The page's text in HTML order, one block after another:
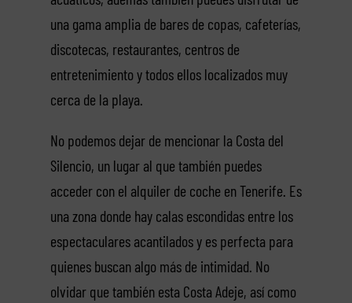
una gama amplia de bares de copas, cafeterías,
discotecas, restaurantes, centros de
entretenimiento y todos ellos localizados muy
cerca de la playa.
No podemos dejar de mencionar la Costa del
Silencio, un lugar al que también puedes
acceder con el alquiler de coche en Tenerife. Es
una zona donde hay calas escondidas entre los
espectaculares acantilados y es perfecta para
quienes buscan algo más de intimidad. No
olvidar que también esta Costa Adeje, así como